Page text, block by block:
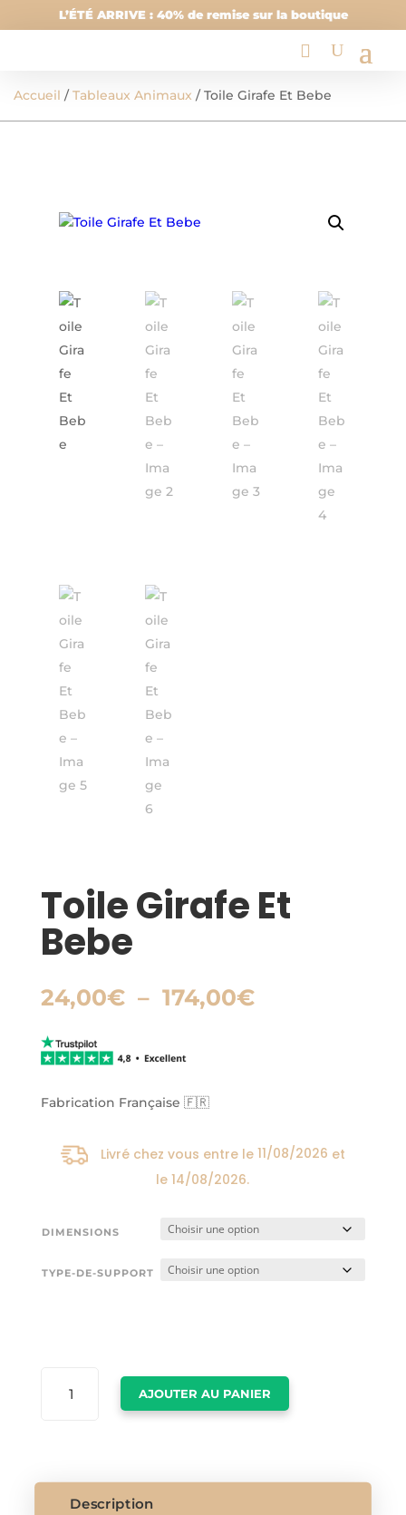
L’ÉTÉ ARRIVE : 40% de remise sur la boutique
Accueil /Tableaux Animaux / Toile Girafe Et Bebe
Toile Girafe Et
Bebe
24,00€ – 174,00€Plage
Fabrication Française 🇫🇷
Livré chez vous entre le 11/08/2026 et
le14/08/2026.
DIMENSIONS
TYPE-DE-SUPPORT
BEBE
AJOUTER AU PANIER
Description